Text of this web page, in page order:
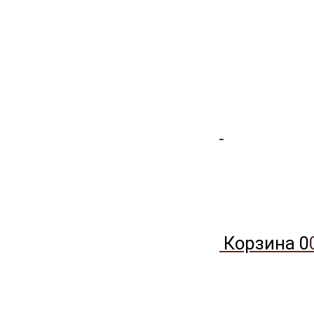
Корзина 0